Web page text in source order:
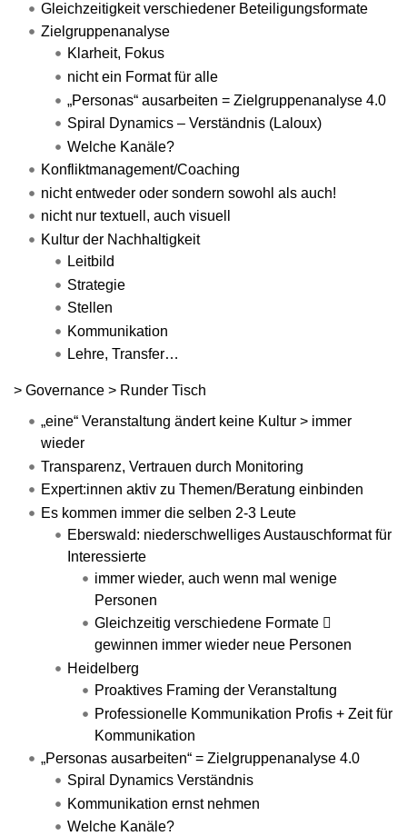
Gleichzeitigkeit verschiedener Beteiligungsformate
Zielgruppenanalyse
Klarheit, Fokus
nicht ein Format für alle
„Personas“ ausarbeiten = Zielgruppenanalyse 4.0
Spiral Dynamics – Verständnis (Laloux)
Welche Kanäle?
Konfliktmanagement/Coaching
nicht entweder oder sondern sowohl als auch!
nicht nur textuell, auch visuell
Kultur der Nachhaltigkeit
Leitbild
Strategie
Stellen
Kommunikation
Lehre, Transfer…
> Governance > Runder Tisch
„eine“ Veranstaltung ändert keine Kultur > immer
wieder
Transparenz, Vertrauen durch Monitoring
Expert:innen aktiv zu Themen/Beratung einbinden
Es kommen immer die selben 2-3 Leute
Eberswald: niederschwelliges Austauschformat für
Interessierte
immer wieder, auch wenn mal wenige
Personen
Gleichzeitig verschiedene Formate 
gewinnen immer wieder neue Personen
Heidelberg
Proaktives Framing der Veranstaltung
Professionelle Kommunikation Profis + Zeit für
Kommunikation
„Personas ausarbeiten“ = Zielgruppenanalyse 4.0
Spiral Dynamics Verständnis
Kommunikation ernst nehmen
Welche Kanäle?